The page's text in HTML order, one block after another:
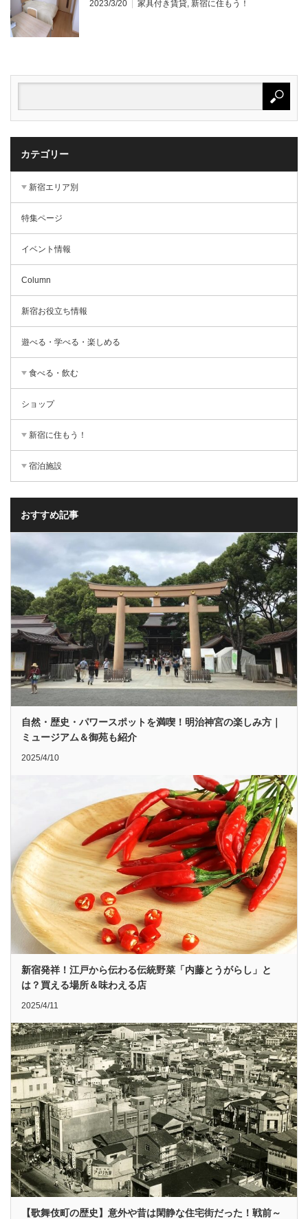
2023/3/20 家具付き賃貸, 新宿に住もう！
カテゴリー
新宿エリア別
特集ページ
イベント情報
Column
新宿お役立ち情報
遊べる・学べる・楽しめる
食べる・飲む
ショップ
新宿に住もう！
宿泊施設
おすすめ記事
自然・歴史・パワースポットを満喫！明治神宮の楽しみ方｜
ミュージアム＆御苑も紹介
2025/4/10
新宿発祥！江戸から伝わる伝統野菜「内藤とうがらし」と
は？買える場所＆味わえる店
2025/4/11
【歌舞伎町の歴史】意外や昔は閑静な住宅街だった！戦前～